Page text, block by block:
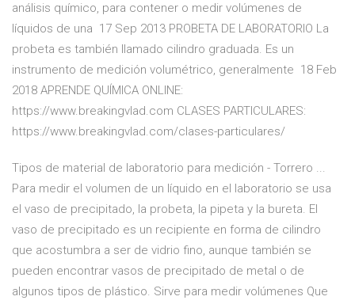
análisis químico, para contener o medir volúmenes de
líquidos de una 17 Sep 2013 PROBETA DE LABORATORIO La
probeta es también llamado cilindro graduada. Es un
instrumento de medición volumétrico, generalmente 18 Feb
2018 APRENDE QUÍMICA ONLINE:
https://www.breakingvlad.com CLASES PARTICULARES:
https://www.breakingvlad.com/clases-particulares/
Tipos de material de laboratorio para medición - Torrero ...
Para medir el volumen de un líquido en el laboratorio se usa
el vaso de precipitado, la probeta, la pipeta y la bureta. El
vaso de precipitado es un recipiente en forma de cilindro
que acostumbra a ser de vidrio fino, aunque también se
pueden encontrar vasos de precipitado de metal o de
algunos tipos de plástico. Sirve para medir volúmenes Que